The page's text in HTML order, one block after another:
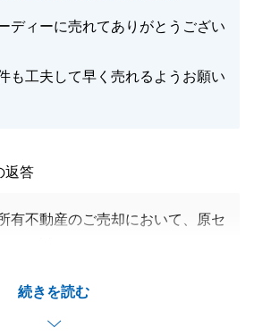
ディーに売れてありがとうござい
も工夫して早く売れるようお願い
続きを読む
返答
有不動産のご売却において、原セ
ておりました「スピーディーなご
、大変嬉しく思っております。